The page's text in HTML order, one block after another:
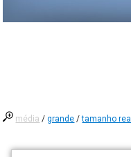
média /grande /tamanho real